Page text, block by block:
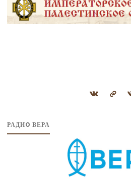
РАДИO ВЕРА